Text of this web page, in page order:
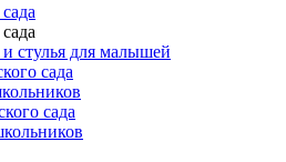
стулья для малышей
сада
сада